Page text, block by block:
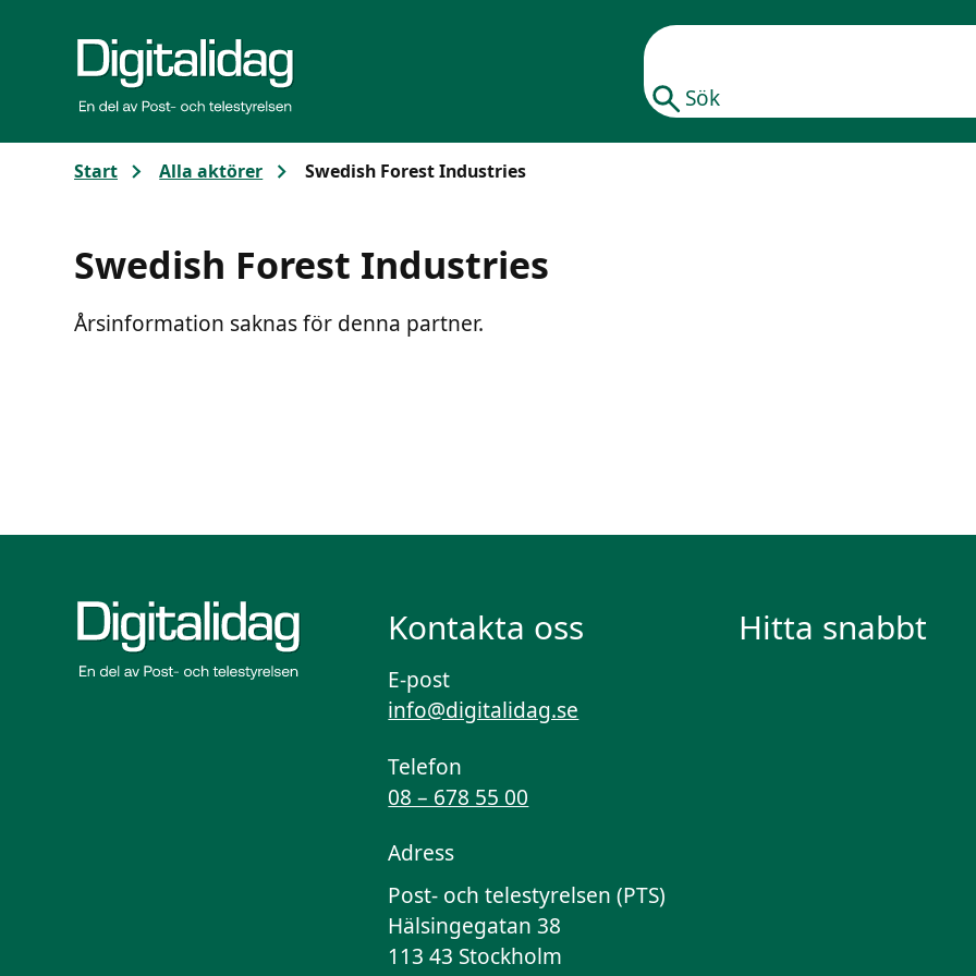
Sök
Start Alla aktörer Swedish Forest Industries
Swedish Forest Industries
Årsinformation saknas för denna partner.
Kontakta oss
E-post
info@digitalidag.se
Telefon
08 – 678 55 00
Adress
Post- och telestyrelsen (PTS)
Hälsingegatan 38
113 43 Stockholm
Hitta snabbt